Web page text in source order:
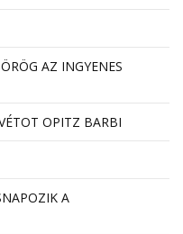
AZ INGYENES
OPITZ BARBI
A